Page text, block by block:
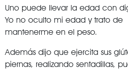
Uno puede llevar la edad con
Yo no oculto mi edad y trato de
mantenerme en el peso.
Además dijo que ejercita sus
piernas, realizando sentadillas,